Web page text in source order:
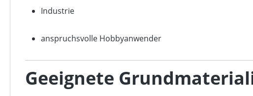
Industrie
anspruchsvolle Hobbyanwender
Geeignete